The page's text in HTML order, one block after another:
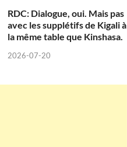
RDC: Dialogue, oui. Mais pas
avec les supplétifs de Kigali à
la même table que Kinshasa.
2026-07-20